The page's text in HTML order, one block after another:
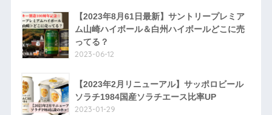
【2023年8月61日最新】サントリープレミア
ム山崎ハイボール＆白州ハイボールどこに売
ってる？
2023-06-12
【2023年2月リニューアル】サッポロビール
ソラチ1984国産ソラチエース比率UP
2023-01-29